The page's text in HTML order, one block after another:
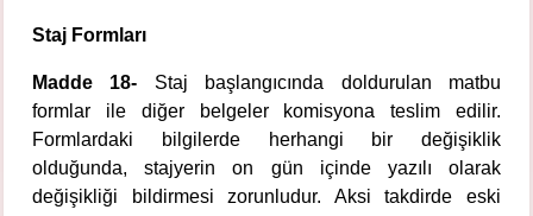
Staj Formları
Madde 18- Staj başlangıcında doldurulan matbu
formlar ile diğer belgeler komisyona teslim edilir.
Formlardaki bilgilerde herhangi bir değişiklik
olduğunda, stajyerin on gün içinde yazılı olarak
değişikliği bildirmesi zorunludur. Aksi takdirde eski